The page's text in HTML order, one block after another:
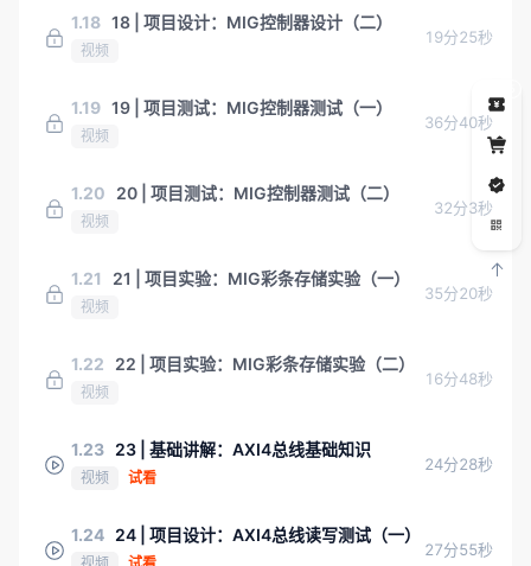
1.18 18 | 项目设计：MIG控制器设计（二）
视频
19分25秒
1.19 19 | 项目测试：MIG控制器测试（一）
视频
36分40秒
1.20 20 | 项目测试：MIG控制器测试（二）
视频
32分3秒
1.21 21 | 项目实验：MIG彩条存储实验（一）
视频
35分20秒
1.22 22 | 项目实验：MIG彩条存储实验（二）
视频
16分48秒
1.23 23 | 基础讲解：AXI4总线基础知识
视频 试看
24分28秒
1.24 24 | 项目设计：AXI4总线读写测试（一）
27分55秒